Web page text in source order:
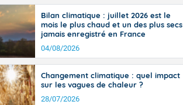
degrés
avec 34 à
et 39 à 40
Bilan climatique : juillet 2026 est le
mois le plus chaud et un des plus secs
jamais enregistré en France
04/08/2026
Changement climatique : quel impact
sur les vagues de chaleur ?
28/07/2026